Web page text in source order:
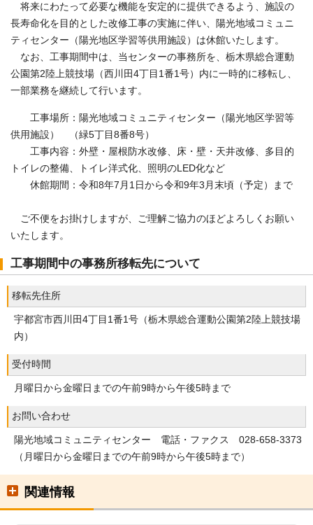
将来にわたって必要な機能を安定的に提供できるよう、施設の
長寿命化を目的とした改修工事の実施に伴い、陽光地域コミュニ
ティセンター（陽光地区学習等供用施設）は休館いたします。
なお、工事期間中は、当センターの事務所を、栃木県総合運動
公園第2陸上競技場（西川田4丁目1番1号）内に一時的に移転し、
一部業務を継続して行います。
工事場所：陽光地域コミュニティセンター（陽光地区学習等
供用施設） （緑5丁目8番8号）
工事内容：外壁・屋根防水改修、床・壁・天井改修、多目的
トイレの整備、トイレ洋式化、照明のLED化など
休館期間：令和8年7月1日から令和9年3月末頃（予定）まで
ご不便をお掛けしますが、ご理解ご協力のほどよろしくお願い
いたします。
工事期間中の事務所移転先について
移転先住所
宇都宮市西川田4丁目1番1号（栃木県総合運動公園第2陸上競技場
内）
受付時間
月曜日から金曜日までの午前9時から午後5時まで
お問い合わせ
陽光地域コミュニティセンター 電話・ファクス 028‐658-3373
（月曜日から金曜日までの午前9時から午後5時まで）
関連情報